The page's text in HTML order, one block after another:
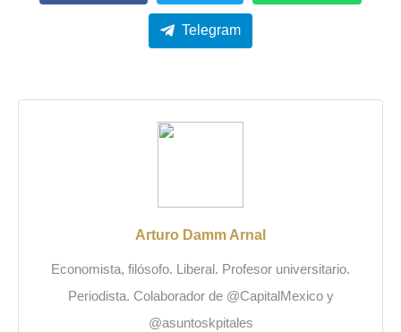
Telegram
Arturo Damm Arnal
Economista, filósofo. Liberal. Profesor universitario.
Periodista. Colaborador de @CapitalMexico y
@asuntoskpitales